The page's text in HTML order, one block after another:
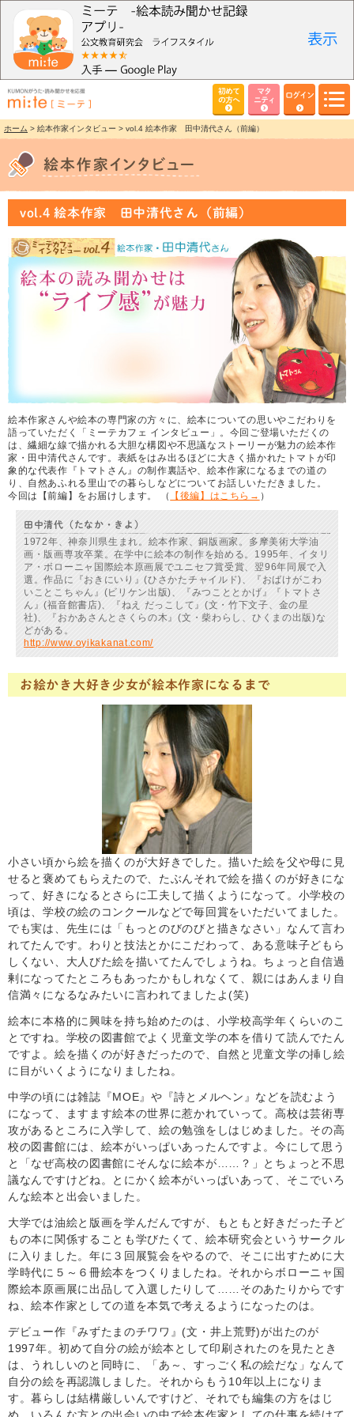
初めて
の方へ
マタ
ニティ
ログイン
ホーム > 絵本作家インタビュー > vol.4 絵本作家 田中清代さん（前編）
vol.4 絵本作家 田中清代さん（前編）
絵本作家さんや絵本の専門家の方々に、絵本についての思いやこだわりを
語っていただく「ミーテカフェ インタビュー」。今回ご登場いただくの
は、繊細な線で描かれる大胆な構図や不思議なストーリーが魅力の絵本作
家・田中清代さんです。表紙をはみ出るほどに大きく描かれたトマトが印
象的な代表作『トマトさん』の制作裏話や、絵本作家になるまでの道の
り、自然あふれる里山での暮らしなどについてお話しいただきました。
今回は【前編】をお届けします。 （
【後編】はこちら→ ）
田中清代（たなか・きよ）
1972年、神奈川県生まれ。絵本作家、銅版画家。多摩美術大学油
画・版画専攻卒業。在学中に絵本の制作を始める。1995年、イタリ
ア・ボローニャ国際絵本原画展でユニセフ賞受賞、翌96年同展で入
選。作品に『おきにいり』(ひさかたチャイルド)、『おばけがこわ
いことこちゃん』(ビリケン出版)、『みつこととかげ』『トマトさ
ん』(福音館書店)、『ねえ だっこして』(文・竹下文子、金の星
社)、『おかあさんとさくらの木』(文・柴わらし、ひくまの出版)な
どがある。
http://www.oyikakanat.com/
お絵かき大好き少女が絵本作家になるまで
小さい頃から絵を描くのが大好きでした。描いた絵を父や母に見
せると褒めてもらえたので、たぶんそれで絵を描くのが好きにな
って、好きになるとさらに工夫して描くようになって。小学校の
頃は、学校の絵のコンクールなどで毎回賞をいただいてました。
でも実は、先生には「もっとのびのびと描きなさい」なんて言わ
れてたんです。わりと技法とかにこだわって、ある意味子どもら
しくない、大人びた絵を描いてたんでしょうね。ちょっと自信過
剰になってたところもあったかもしれなくて、親にはあんまり自
信満々になるなみたいに言われてましたよ(笑)
絵本に本格的に興味を持ち始めたのは、小学校高学年くらいのこ
とですね。学校の図書館でよく児童文学の本を借りて読んでたん
ですよ。絵を描くのが好きだったので、自然と児童文学の挿し絵
に目がいくようになりましたね。
中学の頃には雑誌『MOE』や『詩とメルヘン』などを読むよう
になって、ますます絵本の世界に惹かれていって。高校は芸術専
攻があるところに入学して、絵の勉強をしはじめました。その高
校の図書館には、絵本がいっぱいあったんですよ。今にして思う
と「なぜ高校の図書館にそんなに絵本が……？」とちょっと不思
議なんですけどね。とにかく絵本がいっぱいあって、そこでいろ
んな絵本と出会いました。
大学では油絵と版画を学んだんですが、もともと好きだった子ど
もの本に関係することも学びたくて、絵本研究会というサークル
に入りました。年に３回展覧会をやるので、そこに出すために大
学時代に５～６冊絵本をつくりましたね。それからボローニャ国
際絵本原画展に出品して入選したりして……そのあたりからです
ね、絵本作家としての道を本気で考えるようになったのは。
デビュー作『みずたまのチワワ』(文・井上荒野)が出たのが
1997年。初めて自分の絵が絵本として印刷されたのを見たとき
は、うれしいのと同時に、「あ～、すっごく私の絵だな」なんて
自分の絵を再認識しました。それからもう10年以上になりま
す。暮らしは結構厳しいんですけど、それでも編集の方をはじ